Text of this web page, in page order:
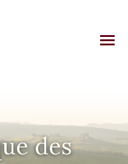
des